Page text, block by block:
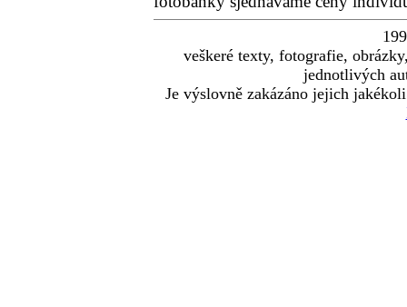
veškeré texty, fotografie,
jednotlivých
Je výslovně zakázáno jejich